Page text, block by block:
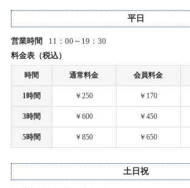
各種イベント開催中止に関するご案内
2020/03/09
ホビーショップタムタム札幌店 開店のご案内
上里店 臨時営業時間変更のお知らせ
2020/02/28
カテゴリ：キャンペーン
【札幌店】だーやまプレゼンツドリフト走行会
2025/05/18(日)
カテゴリ：ラジコン
お客様感謝祭2025春開催のお知らせ
2025/04/26(土)～2025/05/20(火)
カテゴリ：キャンペーン
タムタム札幌店「模型最前線2025～春のスケー
催！
平日
営業時間
11：00～19：30
料金表（税込）
時間 通常料金 会員料金
1時間 ￥250 ￥170
3時間 ￥600 ￥450
5時間 ￥850 ￥650
土日祝